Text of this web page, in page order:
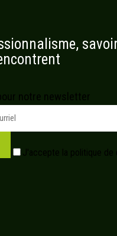
notre newsletter
J'accepte la politique de